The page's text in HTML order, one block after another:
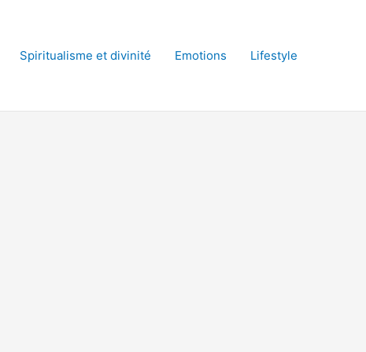
Spiritualisme et divinité Emotions Lifestyle